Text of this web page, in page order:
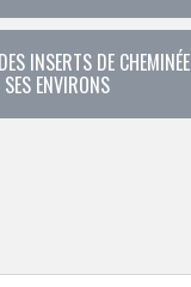
INSERTS DE
ENVIRONS